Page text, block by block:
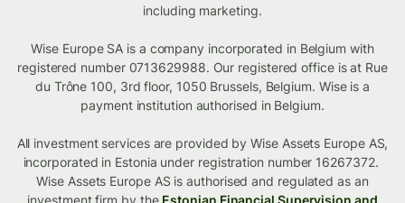
including marketing.
Wise Europe SA is a company incorporated in Belgium with
registered number 0713629988. Our registered office is at Rue
du Trône 100, 3rd floor, 1050 Brussels, Belgium. Wise is a
payment institution authorised in Belgium.
All investment services are provided by Wise Assets Europe AS,
incorporated in Estonia under registration number 16267372.
Wise Assets Europe AS is authorised and regulated as an
investment firm by the Estonian Financial Supervision and